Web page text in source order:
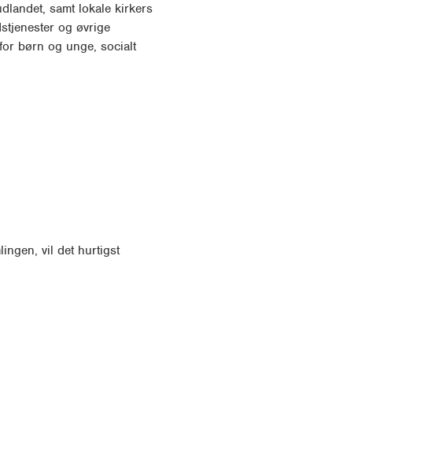
samt lokale kirkers
og øvrige
børn og unge, socialt
vil det hurtigst